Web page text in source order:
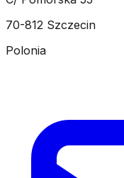
70-812 Szczecin
Polonia